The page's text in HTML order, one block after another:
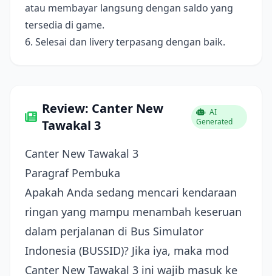
atau membayar langsung dengan saldo yang
tersedia di game.
6. Selesai dan livery terpasang dengan baik.
Review: Canter New
Tawakal 3
AI
Generated
Canter New Tawakal 3
Paragraf Pembuka
Apakah Anda sedang mencari kendaraan
ringan yang mampu menambah keseruan
dalam perjalanan di Bus Simulator
Indonesia (BUSSID)? Jika iya, maka mod
Canter New Tawakal 3 ini wajib masuk ke